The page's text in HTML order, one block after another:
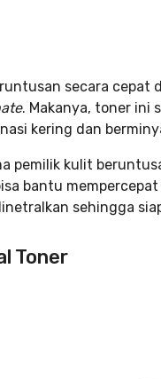
secara cepat
. Makanya, toner ini
kering dan
pemilik kulit
bantu
sehingga
Toner